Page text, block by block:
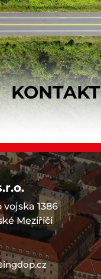
KONTAKT
1386
Meziříčí